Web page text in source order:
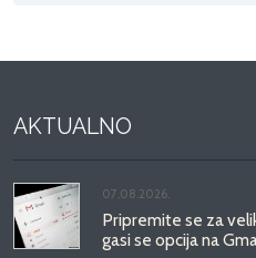
AKTUALNO
07.08.2026.
Pripremite se za
gasi se opcija na